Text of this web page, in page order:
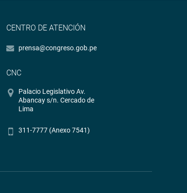
CENTRO DE ATENCIÓN
prensa@congreso.gob.pe
CNC
Palacio Legislativo Av.
Abancay s/n. Cercado de
Lima
311-7777 (Anexo 7541)